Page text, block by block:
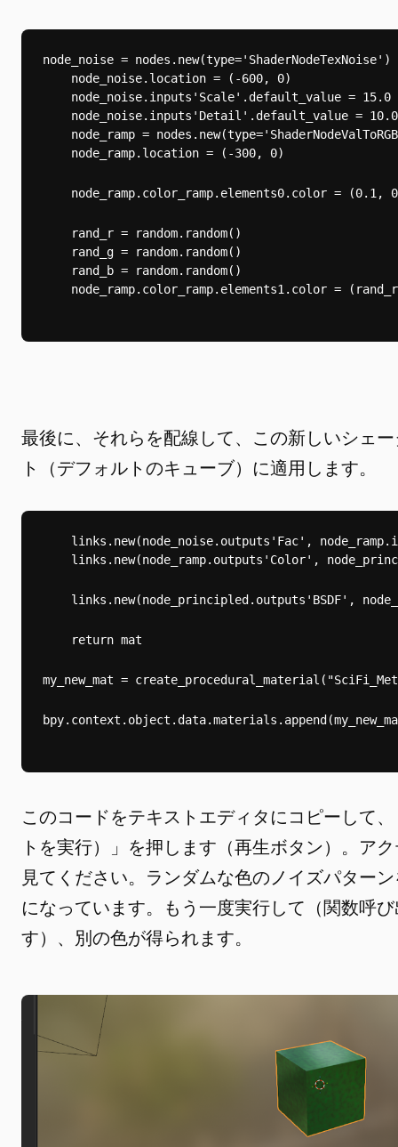
node_noise = nodes.new(type='ShaderNodeTexNoise')
node_noise.location = (-600, 0)
node_noise.inputs 'Scale' .default_value = 15.0
node_noise.inputs 'Detail' .default_value = 10.0
node_ramp =
node_ramp.location = (-300, 0)
node_ramp.color_ramp.elements0.color = (0.1,
rand_r = random.random()
rand_g = random.random()
rand_b = random.random()
node_ramp.color_ramp.elements1 .color =
最後に、それらを配線して、この新しいシェ
ト（デフォルトのキューブ）に適用します。
    links.new(node_noise.outputs
'Fac' ,
links.new(node_ramp.outputs 'Color' ,
links.new(node_principled.outputs 'BSDF' ,
return mat
my_new_mat =
このコードをテキストエディタにコピーして
トを実行）」を押します（再生ボタン）。ア
見てください。ランダムな色のノイズパター
になっています。もう一度実行して（関数呼
す）、別の色が得られます。